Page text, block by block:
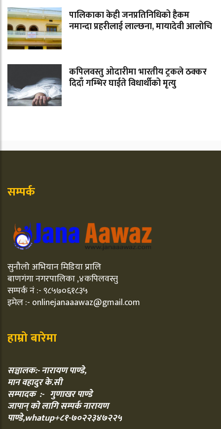
पालिकाका केही जनप्रतिनिधिको हैकम
नमान्दा प्रहरीलाई लाल्छना, मायादेवी आलोचि
कपिलवस्तु ओदारीमा भारतीय ट्रकले ठक्कर
दिदाँ गम्भिर घाईते विधार्थीको मृत्यु
सम्पर्क
सुनौलो अभियान मिडिया प्रालि
बाणगंगा नगरपालिका ,४कपिलवस्तु
सम्पर्क नं :- ९८५७०६१८३५
इमेल :- onlinejanaaawaz@gmail.com
हाम्रो बारेमा
सञ्चालक:- नारायण पाण्डे,
मान वहादुर के.सी
सम्पादक :- गुणाखर पाण्डे
जापान् को लागि सम्पर्क नारायण
पाण्डे,whatup+८१-७०२२३४७२२५